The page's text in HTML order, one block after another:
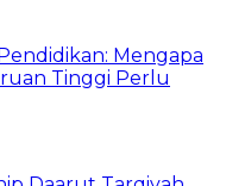
Mengapa
Tinggi Perlu